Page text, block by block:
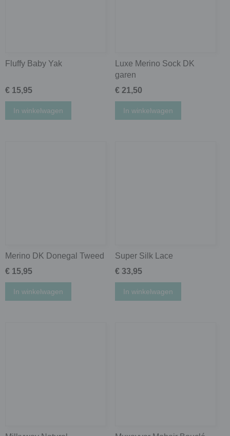
Fluffy Baby Yak
€ 15,95
In winkelwagen
Luxe Merino Sock DK
garen
€ 21,50
In winkelwagen
Merino DK Donegal Tweed
€ 15,95
In winkelwagen
Super Silk Lace
€ 33,95
In winkelwagen